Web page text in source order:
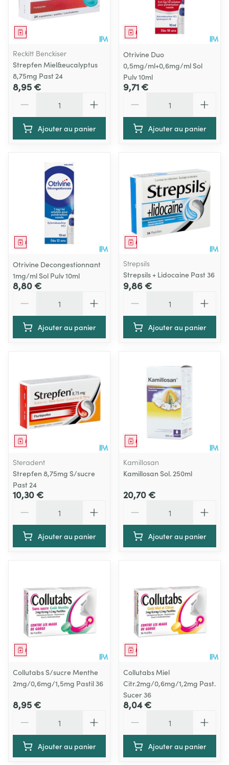
Médicament
Reckitt Benckiser
Strepfen Miel&eucalyptus
8,75mg Past 24
8,95 €
Ajouter au panier
Médicament
Otrivine Duo
0,5mg/ml+0,6mg/ml Sol
Pulv 10ml
9,71 €
Ajouter au panier
Médicament
Otrivine Decongestionnant
1mg/ml Sol Pulv 10ml
8,80 €
Ajouter au panier
Médicament
Strepsils
Strepsils + Lidocaine Past 36
9,86 €
Ajouter au panier
Médicament
Steradent
Strepfen 8,75mg S/sucre
Past 24
10,30 €
Ajouter au panier
Médicament
Kamillosan
Kamillosan Sol. 250ml
20,70 €
Ajouter au panier
Médicament
Collutabs S/sucre Menthe
2mg/0,6mg/1,5mg Pastil 36
8,95 €
Ajouter au panier
Médicament
Collutabs Miel
Citr.2mg/0,6mg/1,2mg Past.
Sucer 36
8,04 €
Ajouter au panier